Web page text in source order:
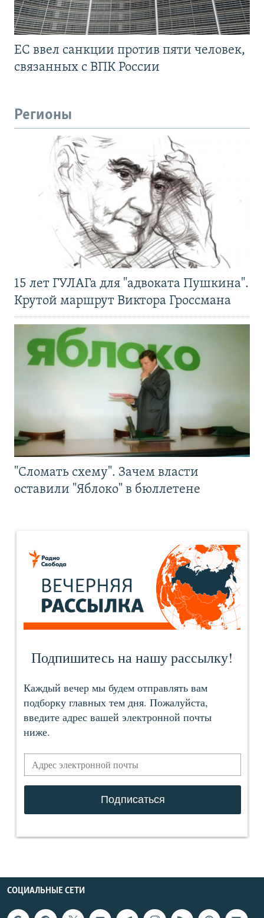
ЕС ввел санкции против пяти человек,
связанных с ВПК России
Регионы
15 лет ГУЛАГа для "адвоката Пушкина".
Крутой маршрут Виктора Гроссмана
"Сломать схему". Зачем власти
оставили "Яблоко" в бюллетене
СОЦИАЛЬНЫЕ СЕТИ